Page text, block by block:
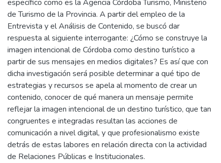
específico como es la Agencia Córdoba Turismo, Ministerio
de Turismo de la Provincia. A partir del empleo de la
Entrevista y el Análisis de Contenido, se buscó dar
respuesta al siguiente interrogante: ¿Cómo se construye la
imagen intencional de Córdoba como destino turístico a
partir de sus mensajes en medios digitales? Es así que con
dicha investigación será posible determinar a qué tipo de
estrategias y recursos se apela al momento de crear un
contenido, conocer de qué manera un mensaje permite
reflejar la imagen intencional de un destino turístico, que tan
congruentes e integradas resultan las acciones de
comunicación a nivel digital, y que profesionalismo existe
detrás de estas labores en relación directa con la actividad
de Relaciones Públicas e Institucionales.